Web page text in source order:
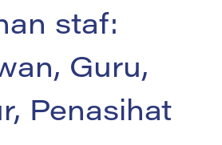
staf:
Guru,
Penasihat